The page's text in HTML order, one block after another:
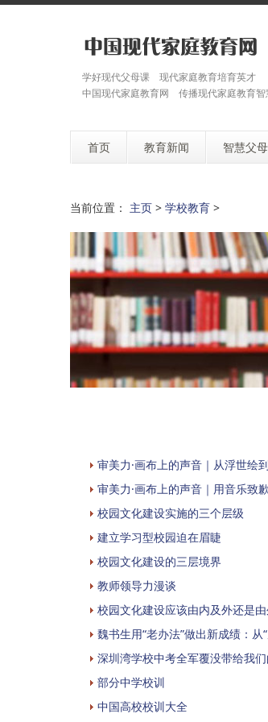
学好现代父母课 现代家庭教育培育英才
中国现代家庭教育网 传播现代家庭教育智
首页 教育新闻 智慧父母
当前位置： 主页 > 学校教育 >
审美力·画布上的声音｜从浮世绘
审美力·画布上的声音｜用音乐致
校园文化建设实施的三个层级
建立学习型校园迫在眉睫
校园文化建设的三层境界
教师领导力漫谈
校园文化建设应该由内及外还是由
魏书生用“老办法”做出新成绩：从
深圳湾学校中考全军覆没带给我
部分中学校训
中国高校校训大全